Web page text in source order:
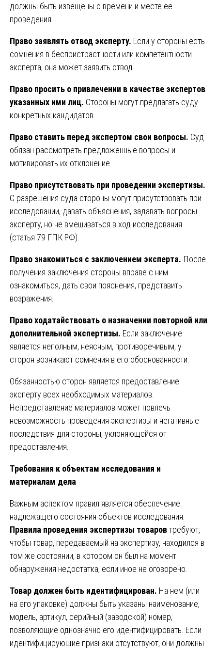
должны быть извещены о времени и месте ее
проведения.
Право заявлять отвод эксперту. Если у стороны есть
сомнения в беспристрастности или компетентности
эксперта, она может заявить отвод.
Право просить о привлечении в качестве экспертов
указанных ими лиц. Стороны могут предлагать суду
конкретных кандидатов.
Право ставить перед экспертом свои вопросы. Суд
обязан рассмотреть предложенные вопросы и
мотивировать их отклонение.
Право присутствовать при проведении экспертизы.
С разрешения суда стороны могут присутствовать при
исследовании, давать объяснения, задавать вопросы
эксперту, но не вмешиваться в ход исследования
(статья 79 ГПК РФ).
Право знакомиться с заключением эксперта. После
получения заключения стороны вправе с ним
ознакомиться, дать свои пояснения, представить
возражения.
Право ходатайствовать о назначении повторной или
дополнительной экспертизы. Если заключение
является неполным, неясным, противоречивым, у
сторон возникают сомнения в его обоснованности.
Обязанностью сторон является предоставление
эксперту всех необходимых материалов.
Непредставление материалов может повлечь
невозможность проведения экспертизы и негативные
последствия для стороны, уклоняющейся от
предоставления.
Требования к объектам исследования и
материалам дела
Важным аспектом правил является обеспечение
надлежащего состояния объектов исследования.
Правила проведения экспертизы товаровтребуют,
чтобы товар, передаваемый на экспертизу, находился в
том же состоянии, в котором он был на момент
обнаружения недостатка, если иное не оговорено.
Товар должен быть идентифицирован. На нем (или
на его упаковке) должны быть указаны наименование,
модель, артикул, серийный (заводской) номер,
позволяющие однозначно его идентифицировать. Если
идентифицирующие признаки отсутствуют, они должны